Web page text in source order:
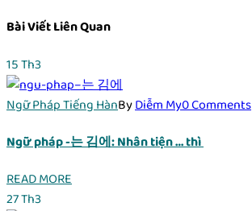
Bài Viết Liên Quan
15Th3
Ngữ Pháp Tiếng HànByDiễm My0 Comments
Ngữ pháp -는 김에: Nhân tiện … thì
READ MORE
27Th3